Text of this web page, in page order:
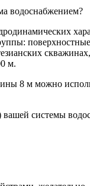
водоснабжением?
м.
8 м можно
системы